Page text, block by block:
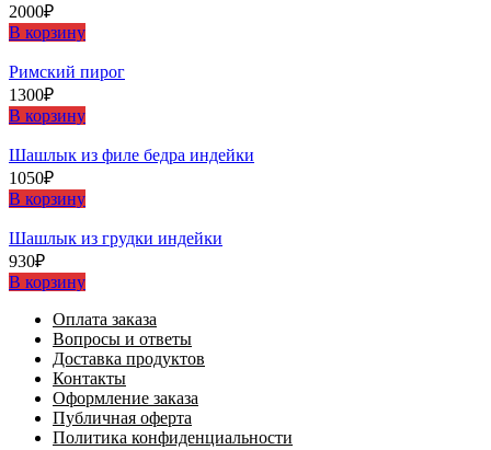
2000₽
В корзину
Римский пирог
1300₽
В корзину
Шашлыĸ из филе бедра индейĸи
1050₽
В корзину
Шашлыĸ из грудĸи индейĸи
930₽
В корзину
Оплата заказа
Вопросы и ответы
Доставка продуктов
Контакты
Оформление заказа
Публичная оферта
Политика конфиденциальности